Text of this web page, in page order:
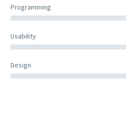
Programming
Usability
Design